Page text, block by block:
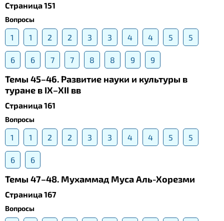
Страница 151
Вопросы
1 1 2 2 3 3 4 4 5 5
6 6 7 7 8 8 9 9
Темы 45–46. Развитие науки и культуры в
туране в IX–XII вв
Страница 161
Вопросы
1 1 2 2 3 3 4 4 5 5
6 6
Темы 47–48. Мухаммад Муса Аль-Хорезми
Страница 167
Вопросы